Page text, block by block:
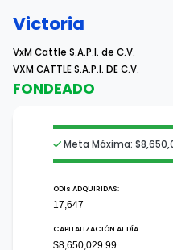
Victoria
VxM Cattle S.A.P.I. de C.V.
VXM CATTLE S.A.P.I. DE C.V.
FONDEADO
Meta Máxima:
ODIs ADQUIRIDAS:
17,647
CAPITALIZACIÓN AL DÍA
$8,650,029.99